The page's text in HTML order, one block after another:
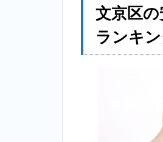
区
の
安
い
パ
文京区
ランキ